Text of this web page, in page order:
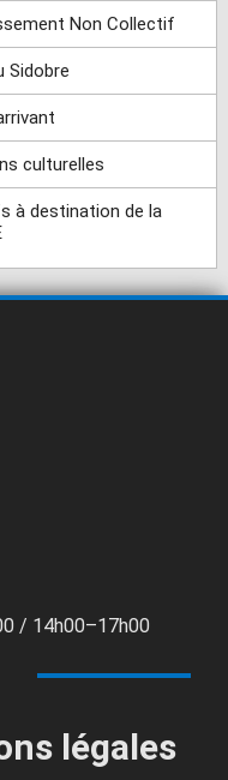
Non Collectif
Sidobre
culturelles
à destination de la
/ 14h00–17h00
légales